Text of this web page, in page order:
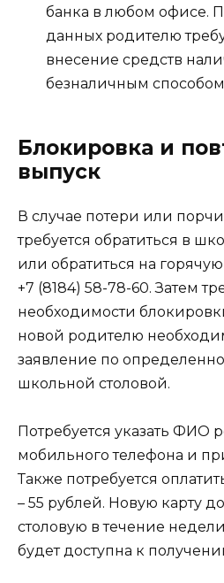
банка в любом офисе.
данных родителю
внесение средств
безналичным
Блокировка и
выпуск
В случае потери или порчи
требуется обратиться в
или обратиться на
+7 (8184) 58-78-60. Затем
необходимости
новой родителю
заявление по
школьной столовой.
Потребуется указать ФИО
мобильного телефона и
Также потребуется
– 55 рублей. Новую карту
столовую в течение
будет доступна к